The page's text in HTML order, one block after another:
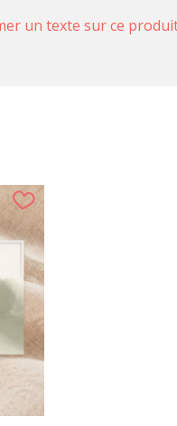
un texte sur ce